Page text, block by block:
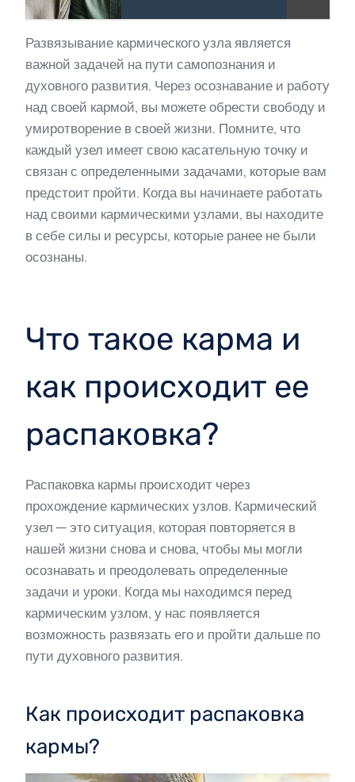
Развязывание кармического узла является
важной задачей на пути самопознания и
духовного развития. Через осознавание и работу
над своей кармой, вы можете обрести свободу и
умиротворение в своей жизни. Помните, что
каждый узел имеет свою касательную точку и
связан с определенными задачами, которые вам
предстоит пройти. Когда вы начинаете работать
над своими кармическими узлами, вы находите
в себе силы и ресурсы, которые ранее не были
осознаны.
Что такое карма и
как происходит ее
распаковка?
Распаковка кармы происходит через
прохождение кармических узлов. Кармический
узел — это ситуация, которая повторяется в
нашей жизни снова и снова, чтобы мы могли
осознавать и преодолевать определенные
задачи и уроки. Когда мы находимся перед
кармическим узлом, у нас появляется
возможность развязать его и пройти дальше по
пути духовного развития.
Как происходит распаковка
кармы?